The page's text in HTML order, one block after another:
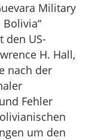
Military
den US-
H. Hall,
nach der
Fehler
um den